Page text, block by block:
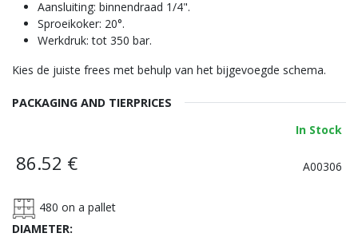
Aansluiting: binnendraad 1/4".
Sproeikoker: 20°.
Werkdruk: tot 350 bar.
Kies de juiste frees met behulp van het bijgevoegde schema.
PACKAGING AND TIERPRICES
In Stock
86.52 € A00306
480 on a pallet
DIAMETER: